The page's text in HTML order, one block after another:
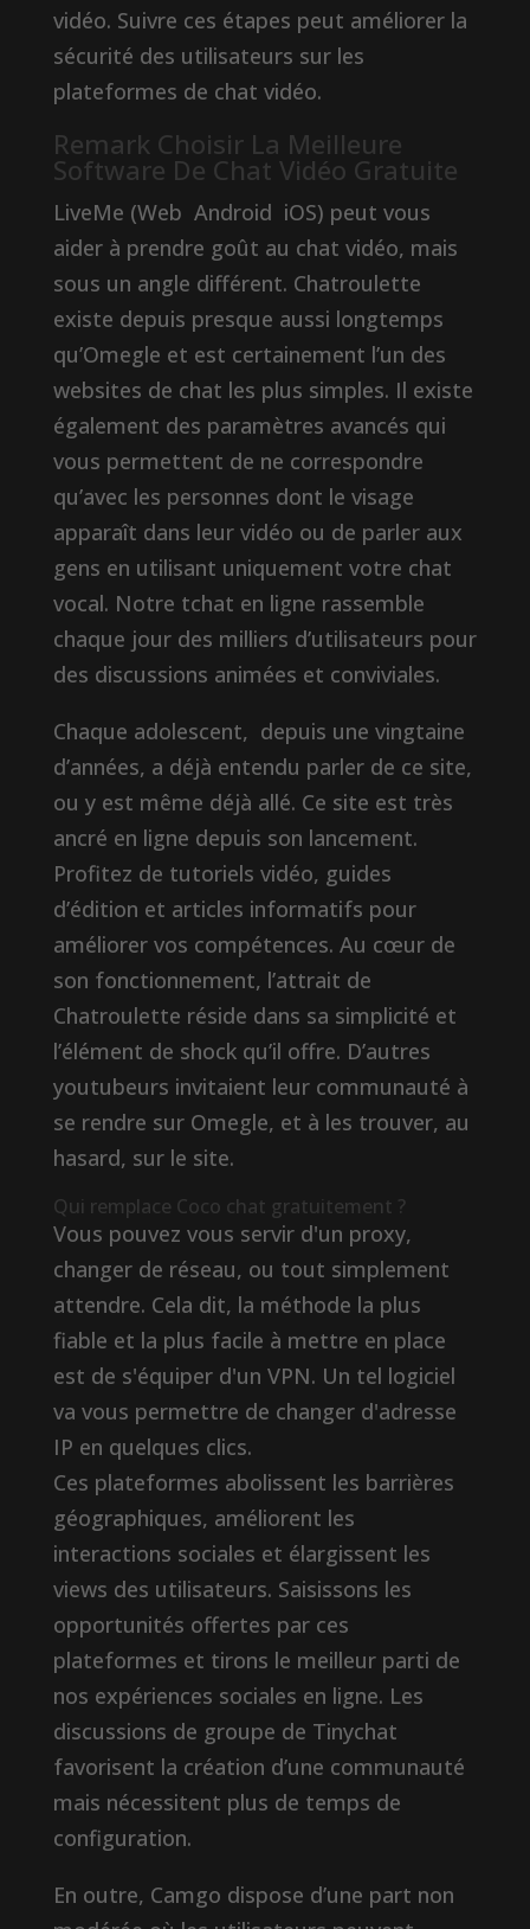
vidéo. Suivre ces étapes peut améliorer la
sécurité des utilisateurs sur les
plateformes de chat vidéo.
Remark Choisir La Meilleure
Software De Chat Vidéo Gratuite
LiveMe (Web Android iOS) peut vous
aider à prendre goût au chat vidéo, mais
sous un angle différent. Chatroulette
existe depuis presque aussi longtemps
qu’Omegle et est certainement l’un des
websites de chat les plus simples. Il existe
également des paramètres avancés qui
vous permettent de ne correspondre
qu’avec les personnes dont le visage
apparaît dans leur vidéo ou de parler aux
gens en utilisant uniquement votre chat
vocal. Notre tchat en ligne rassemble
chaque jour des milliers d’utilisateurs pour
des discussions animées et conviviales.
Chaque adolescent, depuis une vingtaine
d’années, a déjà entendu parler de ce site,
ou y est même déjà allé. Ce site est très
ancré en ligne depuis son lancement.
Profitez de tutoriels vidéo, guides
d’édition et articles informatifs pour
améliorer vos compétences. Au cœur de
son fonctionnement, l’attrait de
Chatroulette réside dans sa simplicité et
l’élément de shock qu’il offre. D’autres
youtubeurs invitaient leur communauté à
se rendre sur Omegle, et à les trouver, au
hasard, sur le site.
Qui remplace Coco chat gratuitement ?
Vous pouvez vous servir d'un proxy,
changer de réseau, ou tout simplement
attendre. Cela dit, la méthode la plus
fiable et la plus facile à mettre en place
est de s'équiper d'un VPN. Un tel logiciel
va vous permettre de changer d'adresse
IP en quelques clics.
Ces plateformes abolissent les barrières
géographiques, améliorent les
interactions sociales et élargissent les
views des utilisateurs. Saisissons les
opportunités offertes par ces
plateformes et tirons le meilleur parti de
nos expériences sociales en ligne. Les
discussions de groupe de Tinychat
favorisent la création d’une communauté
mais nécessitent plus de temps de
configuration.
En outre, Camgo dispose d’une part non